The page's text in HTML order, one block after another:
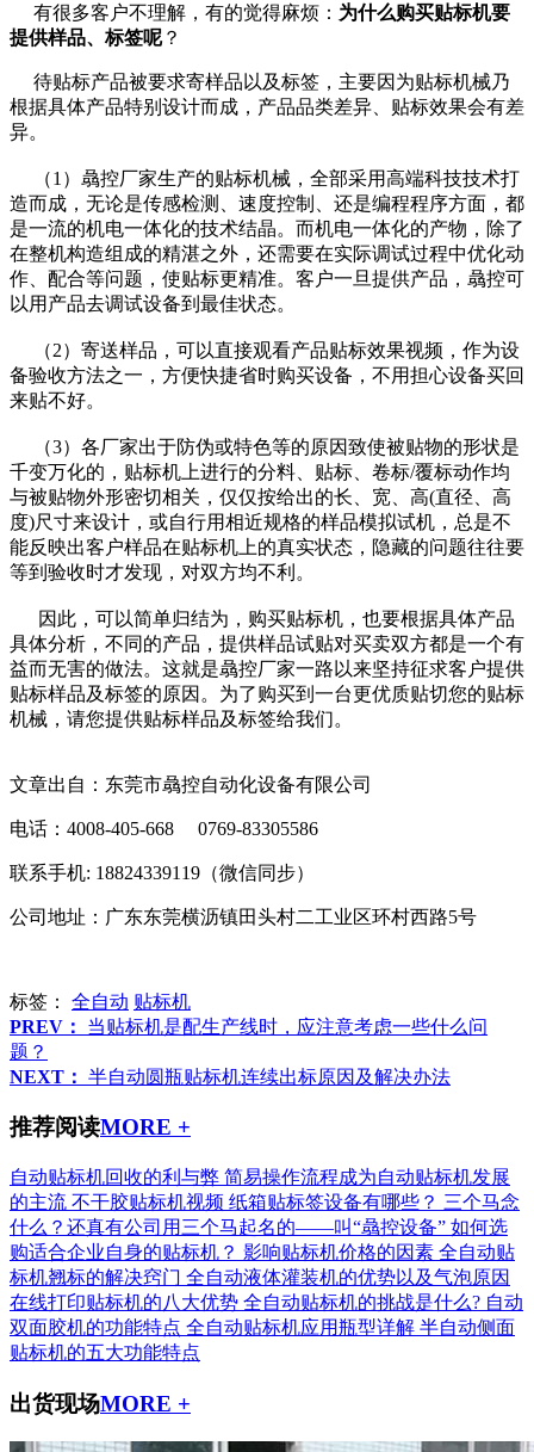
有很多客户不理解，有的觉得麻烦： 为什么购买贴标机要
提供样品、标签呢？
待贴标产品被要求寄样品以及标签，主要因为贴标机械乃
根据具体产品特别设计而成，产品品类差异、贴标效果会有差
异。
（1）骉控厂家生产的贴标机械，全部采用高端科技技术打
造而成，无论是传感检测、速度控制、还是编程程序方面，都
是一流的机电一体化的技术结晶。而机电一体化的产物，除了
在整机构造组成的精湛之外，还需要在实际调试过程中优化动
作、配合等问题，使贴标更精准。客户一旦提供产品，骉控可
以用产品去调试设备到最佳状态。
（2）寄送样品，可以直接观看产品贴标效果视频，作为设
备验收方法之一，方便快捷省时购买设备，不用担心设备买回
来贴不好。
（3）各厂家出于防伪或特色等的原因致使被贴物的形状是
千变万化的，贴标机上进行的分料、贴标、卷标/覆标动作均
与被贴物外形密切相关，仅仅按给出的长、宽、高(直径、高
度)尺寸来设计，或自行用相近规格的样品模拟试机，总是不
能反映出客户样品在贴标机上的真实状态，隐藏的问题往往要
等到验收时才发现，对双方均不利。
因此，可以简单归结为，购买贴标机，也要根据具体产品
具体分析，不同的产品，提供样品试贴对买卖双方都是一个有
益而无害的做法。这就是骉控厂家一路以来坚持征求客户提供
贴标样品及标签的原因。为了购买到一台更优质贴切您的贴标
机械，请您提供贴标样品及标签给我们。
文章出自：东莞市骉控自动化设备有限公司
电话：4008-405-668 0769-83305586
联系手机: 18824339119（微信同步）
公司地址：广东东莞横沥镇田头村二工业区环村西路5号
标签： 全自动 贴标机
PREV：
当贴标机是配生产线时，应注意考虑一些什么问
题？
NEXT： 半自动圆瓶贴标机连续出标原因及解决办法
推荐阅读MORE +
自动贴标机回收的利与弊 简易操作流程成为自动贴标机发展
的主流 不干胶贴标机视频 纸箱贴标签设备有哪些？ 三个马念
什么？还真有公司用三个马起名的——叫“骉控设备” 如何选
购适合企业自身的贴标机？ 影响贴标机价格的因素 全自动贴
标机翘标的解决窍门 全自动液体灌装机的优势以及气泡原因
在线打印贴标机的八大优势 全自动贴标机的挑战是什么? 自动
双面胶机的功能特点 全自动贴标机应用瓶型详解 半自动侧面
贴标机的五大功能特点
出货现场MORE +